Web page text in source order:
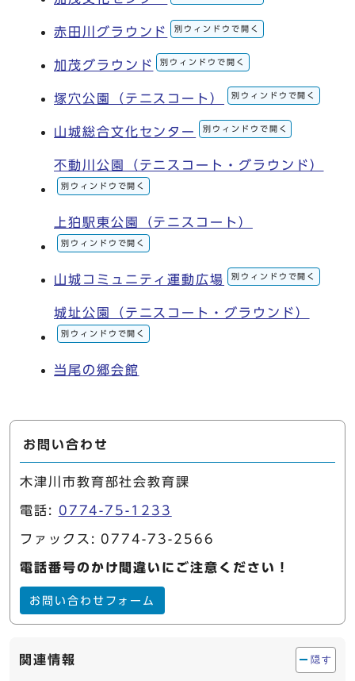
赤田川グラウンド 別ウィンドウで開く
加茂グラウンド 別ウィンドウで開く
塚穴公園（テニスコート） 別ウィンドウで開く
山城総合文化センター 別ウィンドウで開く
不動川公園（テニスコート・グラウンド）
別ウィンドウで開く
上狛駅東公園（テニスコート）
別ウィンドウで開く
山城コミュニティ運動広場 別ウィンドウで開く
城址公園（テニスコート・グラウンド）
別ウィンドウで開く
当尾の郷会館
お問い合わせ
木津川市教育部社会教育課
電話: 0774-75-1233
ファックス: 0774-73-2566
電話番号のかけ間違いにご注意ください！
お問い合わせフォーム
関連情報 隠す